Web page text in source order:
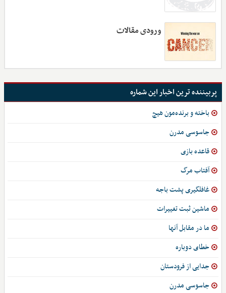
ورودی مقالات
پربیننده ترین اخبار این شماره
باخته و برنده‌مون هیچ
جاسوسی مدرن
قاعده بازی
آفتاب مرگ
غافلگیری پشت باجه
ماشین ثبت تغییرات
ما در مقابل آنها
خطای دوباره
جدایی از فرودستان
جاسوسی مدرن